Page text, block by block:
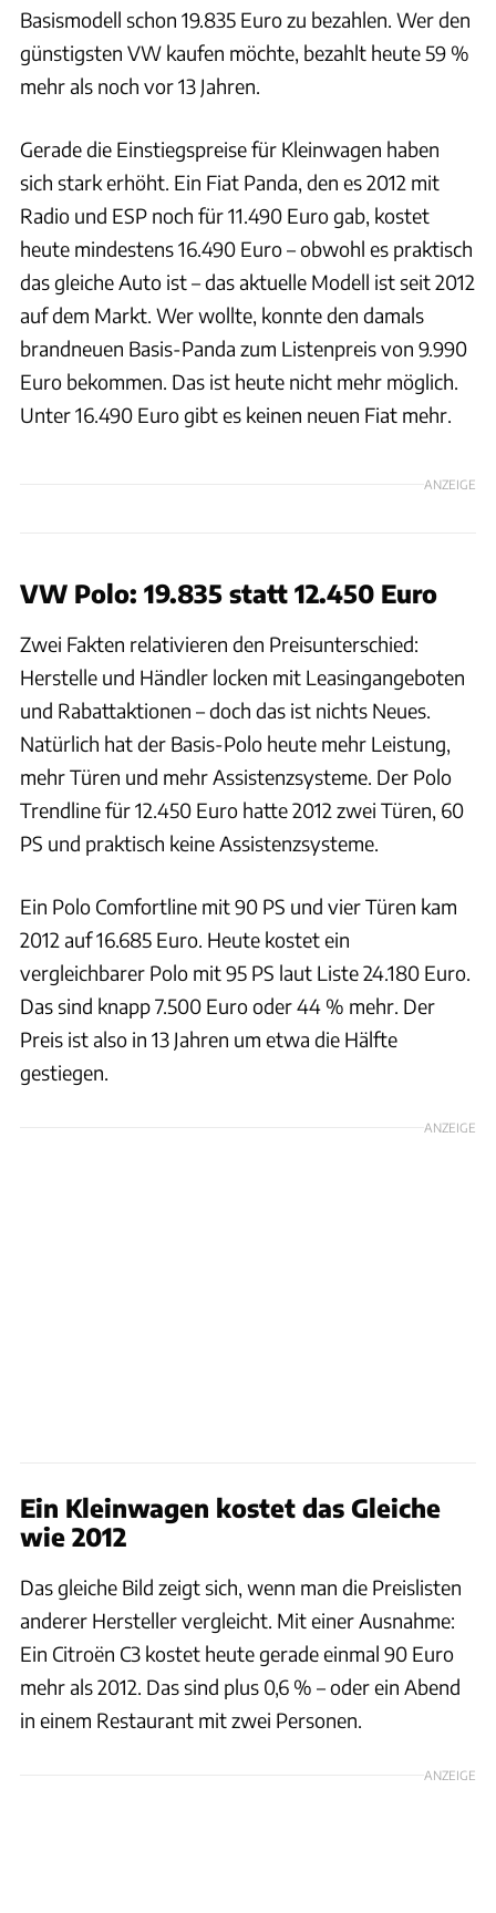
Basismodell schon 19.835 Euro zu bezahlen. Wer den
günstigsten VW kaufen möchte, bezahlt heute 59 %
mehr als noch vor 13 Jahren.
Gerade die Einstiegspreise für Kleinwagen haben
sich stark erhöht. Ein Fiat Panda, den es 2012 mit
Radio und ESP noch für 11.490 Euro gab, kostet
heute mindestens 16.490 Euro – obwohl es praktisch
das gleiche Auto ist – das aktuelle Modell ist seit 2012
auf dem Markt. Wer wollte, konnte den damals
brandneuen Basis-Panda zum Listenpreis von 9.990
Euro bekommen. Das ist heute nicht mehr möglich.
Unter 16.490 Euro gibt es keinen neuen Fiat mehr.
ANZEIGE
VW Polo: 19.835 statt 12.450 Euro
Zwei Fakten relativieren den Preisunterschied:
Herstelle und Händler locken mit Leasingangeboten
und Rabattaktionen – doch das ist nichts Neues.
Natürlich hat der Basis-Polo heute mehr Leistung,
mehr Türen und mehr Assistenzsysteme. Der Polo
Trendline für 12.450 Euro hatte 2012 zwei Türen, 60
PS und praktisch keine Assistenzsysteme.
Ein Polo Comfortline mit 90 PS und vier Türen kam
2012 auf 16.685 Euro. Heute kostet ein
vergleichbarer Polo mit 95 PS laut Liste 24.180 Euro.
Das sind knapp 7.500 Euro oder 44 % mehr. Der
Preis ist also in 13 Jahren um etwa die Hälfte
gestiegen.
ANZEIGE
Ein Kleinwagen kostet das Gleiche
wie 2012
Das gleiche Bild zeigt sich, wenn man die Preislisten
anderer Hersteller vergleicht. Mit einer Ausnahme:
Ein Citroën C3 kostet heute gerade einmal 90 Euro
mehr als 2012. Das sind plus 0,6 % – oder ein Abend
in einem Restaurant mit zwei Personen.
ANZEIGE